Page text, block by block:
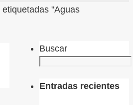
"Aguas
Buscar
Entradas recientes